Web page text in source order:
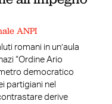
ANPI
romani in un’aula
“Ordine Ario
democratico
partigiani nel
derive